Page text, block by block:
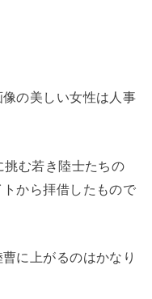
の美しい女性は人事
挑む若き陸士たちの
から拝借したもので
に上がるのはかなり